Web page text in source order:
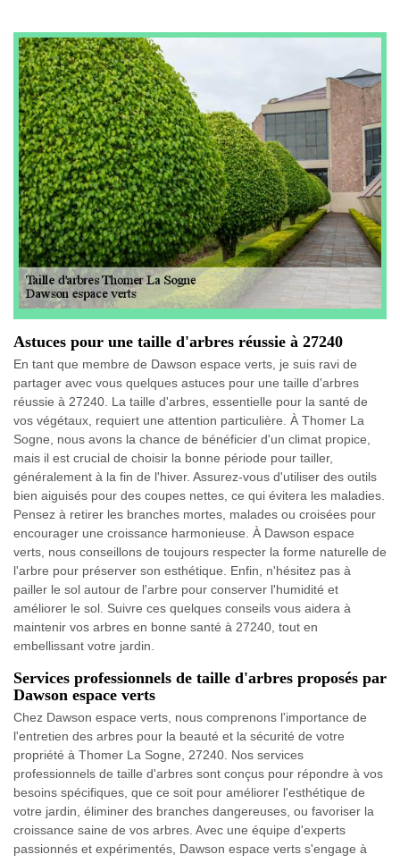
Astuces pour une taille d'arbres réussie à 27240
En tant que membre de Dawson espace verts, je suis ravi de
partager avec vous quelques astuces pour une taille d'arbres
réussie à 27240. La taille d'arbres, essentielle pour la santé de
vos végétaux, requiert une attention particulière. À Thomer La
Sogne, nous avons la chance de bénéficier d'un climat propice,
mais il est crucial de choisir la bonne période pour tailler,
généralement à la fin de l'hiver. Assurez-vous d'utiliser des outils
bien aiguisés pour des coupes nettes, ce qui évitera les maladies.
Pensez à retirer les branches mortes, malades ou croisées pour
encourager une croissance harmonieuse. À Dawson espace
verts, nous conseillons de toujours respecter la forme naturelle de
l'arbre pour préserver son esthétique. Enfin, n'hésitez pas à
pailler le sol autour de l'arbre pour conserver l'humidité et
améliorer le sol. Suivre ces quelques conseils vous aidera à
maintenir vos arbres en bonne santé à 27240, tout en
embellissant votre jardin.
Services professionnels de taille d'arbres proposés par
Dawson espace verts
Chez Dawson espace verts, nous comprenons l'importance de
l'entretien des arbres pour la beauté et la sécurité de votre
propriété à Thomer La Sogne, 27240. Nos services
professionnels de taille d'arbres sont conçus pour répondre à vos
besoins spécifiques, que ce soit pour améliorer l'esthétique de
votre jardin, éliminer des branches dangereuses, ou favoriser la
croissance saine de vos arbres. Avec une équipe d'experts
passionnés et expérimentés, Dawson espace verts s'engage à